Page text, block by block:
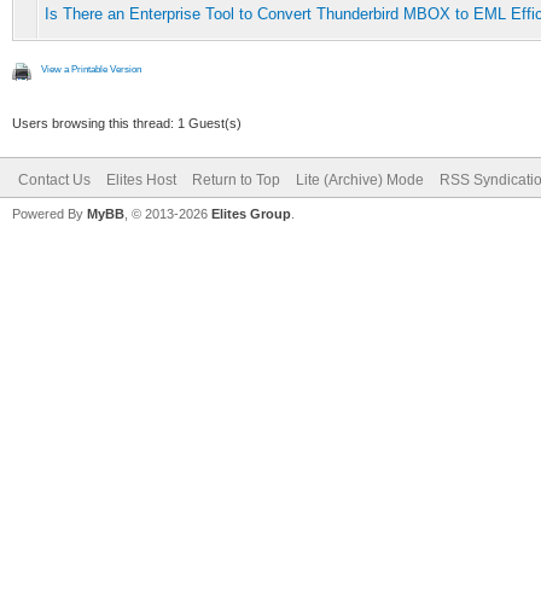
Is There an Enterprise Tool to Convert Thunderbird MBOX to EML
View a Printable Version
Users browsing this thread: 1 Guest(s)
Contact Us Elites Host Return to Top Lite (Archive) Mode RSS
Powered By MyBB , © 2013-2026 Elites Group